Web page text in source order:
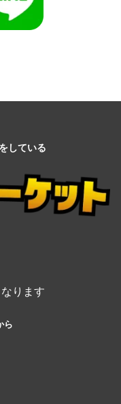
している
ります
ら